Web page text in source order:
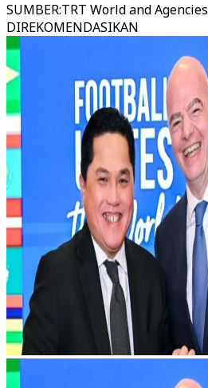
SUMBER:TRT World and Agencies
DIREKOMENDASIKAN